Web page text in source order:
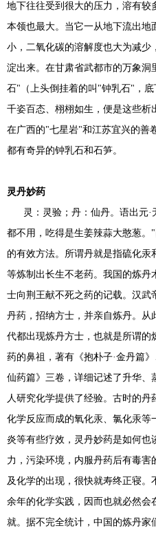
地下往往受到很大的压力，溶有较
本领也最大。当它一从地下流出地
小，二氧化碳的溶解度也大为减
淀出来。在甘肃省武都市的万象
石"（上头倒挂着的叫"钟乳石"，
千姿百态、栩栩如生，便是这些析
在广西的"七星岩"和江苏宜兴的善
都有奇异的钟乳石和石笋。
灵丹妙药
灵：灵验；丹：仙丹。语出元·
都不用，吃得是生姜辣蒜大憨葱
的有效方法。所谓丹就是指硫化
等炼制出长生不老药。我国的炼
士向荆王献不死之药的记载。汉
丹药，招纳方士，并亲自炼丹。从
代都出现炼丹方士，也就是所谓的
药的鼻祖，著有《抱朴子·金丹篇
仙药篇》三卷，详细记述了升华
人研究化学提供了经验。古时的
化学反应而成的氧化汞、氯化汞等
炎等有些疗效，灵丹妙药是如何
力，污染环境，内服丹药后有毒
及化学的出现，很快就寿终正寝
余年的化学实践，因而也就必然会
就。据不完全统计，中国的炼丹家